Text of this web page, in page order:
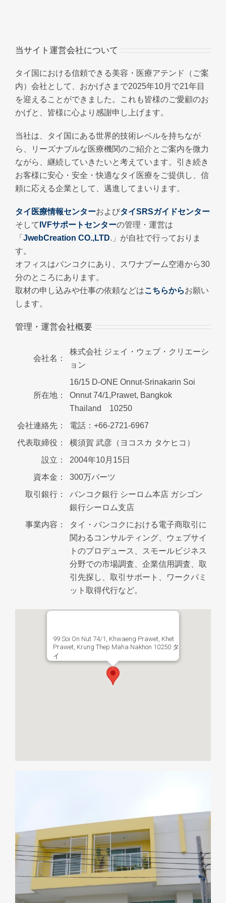
当サイト運営会社について
タイ国における信頼できる美容・医療アテンド（ご案
内）会社として、おかげさまで2025年10月で21年目
を迎えることができました。これも皆様のご愛顧のお
かげと、皆様に心より感謝申し上げます。
当社は、タイ国にある世界的技術レベルを持ちなが
ら、リーズナブルな医療機関のご紹介とご案内を微力
ながら、継続していきたいと考えています。引き続き
お客様に安心・安全・快適なタイ医療をご提供し、信
頼に応える企業として、邁進してまいります。
タイ医療情報センターおよびタイSRSガイドセンター
そして IVFサポートセンターの管理・運営は
「 JwebCreation CO.,LTD.」が自社で行っておりま
す。
オフィスはバンコクにあり、スワナプーム空港から30
分のところにあります。
取材の申し込みや仕事の依頼などはこちらからお願い
します。
管理・運営会社概要
会社名：
株式会社 ジェイ・ウェブ・クリエーシ
ョン
所在地：
16/15 D-ONE Onnut-Srinakarin Soi
Onnut 74/1,Prawet, Bangkok
Thailand 10250
会社連絡先：
電話：+66-2721-6967
代表取締役：
横須賀 武彦（ヨコスカ タケヒコ）
設立：
2004年10月15日
資本金：
300万バーツ
取引銀行：
バンコク銀行 シーロム本店 ガシゴン
銀行シーロム支店
事業内容：
タイ・バンコクにおける電子商取引に
関わるコンサルティング、ウェブサイ
トのプロデュース、スモールビジネス
分野での市場調査、企業信用調査、取
引先探し、取引サポート、ワークパミ
ット取得代行など。
99 Soi On Nut 74/1, Khwaeng Prawet, Khet
Prawet, Krung Thep Maha Nakhon 10250 タ
イ